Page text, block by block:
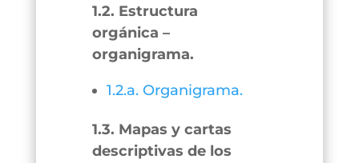
1.2. Estructura
orgánica –
organigrama.
1.2.a. Organigrama.
1.3. Mapas y cartas
descriptivas de los